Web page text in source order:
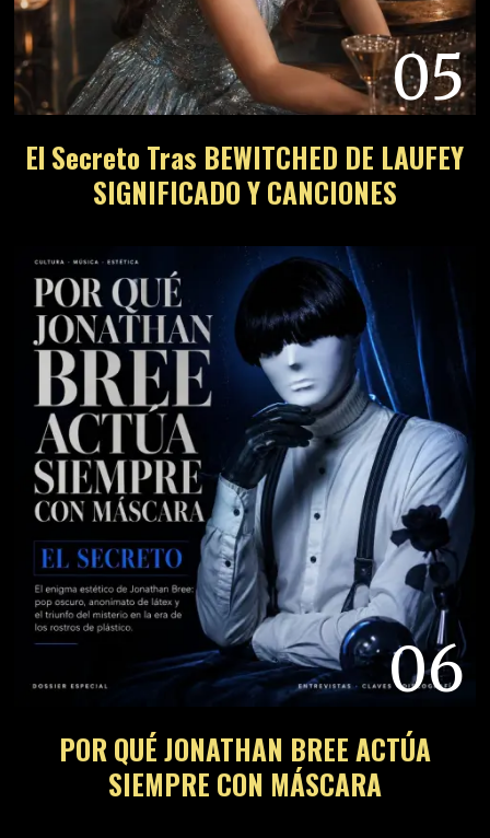
05
El Secreto Tras BEWITCHED DE LAUFEY
SIGNIFICADO Y CANCIONES
06
POR QUÉ JONATHAN BREE ACTÚA
SIEMPRE CON MÁSCARA